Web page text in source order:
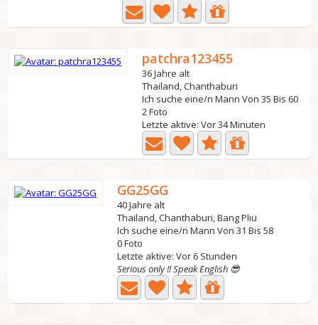
patchra123455
36 Jahre alt
Thailand, Chanthaburi
Ich suche eine/n Mann Von 35 Bis 60
2 Foto
Letzte aktive: Vor 34 Minuten
GG25GG
40 Jahre alt
Thailand, Chanthaburi, Bang Pliu
Ich suche eine/n Mann Von 31 Bis 58
0 Foto
Letzte aktive: Vor 6 Stunden
Serious only !! Speak English 😎